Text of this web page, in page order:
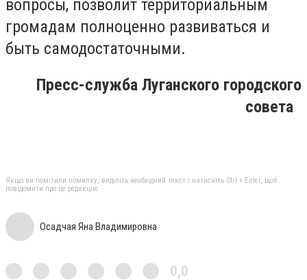
вопросы, позволит территориальным
громадам полноценно развиваться и
быть самодостаточными.
Пресс-служба Луганского городского
совета
Якщо ви помітили помилку, виділіть необхідний текст і натисніть Ctrl + Enter, щоб
повідомити про це редакцію
Осадчая Яна Владимировна
0,0